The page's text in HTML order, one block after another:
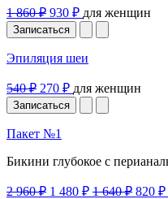
1 860 ₽ 930 ₽ для женщин
Записаться
Эпиляция шеи
540 ₽ 270 ₽ для женщин
Записаться
Пакет №1
Бикини глубокое с
2 960 ₽ 1 480 ₽ 1 640 ₽ 820 ₽